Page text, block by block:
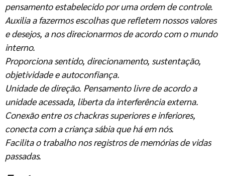
pensamento estabelecido por uma ordem de controle.
Auxilia a fazermos escolhas que refletem nossos valores
e desejos, a nos direcionarmos de acordo com o mundo
interno.
Proporciona sentido, direcionamento, sustentação,
objetividade e autoconfiança.
Unidade de direção. Pensamento livre de acordo a
unidade acessada, liberta da interferência externa.
Conexão entre os chackras superiores e inferiores,
conecta com a criança sábia que há em nós.
Facilita o trabalho nos registros de memórias de vidas
passadas.